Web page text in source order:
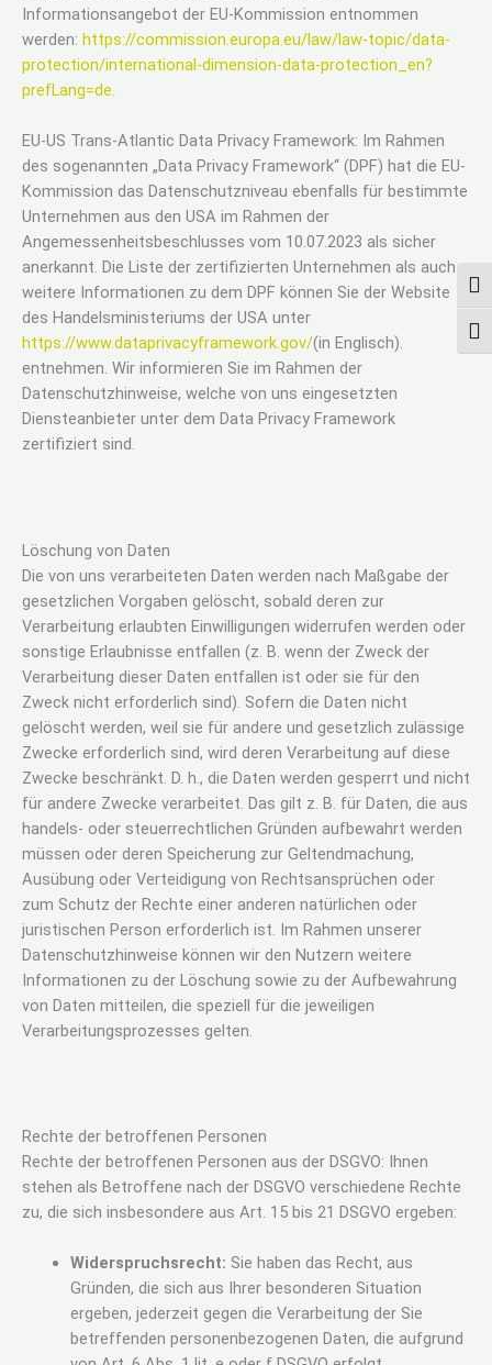
Informationsangebot der EU-Kommission entnommen
werden: https://commission.europa.eu/law/law-topic/data-
protection/international-dimension-data-protection_en?
prefLang=de.
EU-US Trans-Atlantic Data Privacy Framework: Im Rahmen
des sogenannten „Data Privacy Framework“ (DPF) hat die EU-
Kommission das Datenschutzniveau ebenfalls für bestimmte
Unternehmen aus den USA im Rahmen der
Angemessenheitsbeschlusses vom 10.07.2023 als sicher
anerkannt. Die Liste der zertifizierten Unternehmen als auch
weitere Informationen zu dem DPF können Sie der Website
des Handelsministeriums der USA unter
https://www.dataprivacyframework.gov/(in Englisch).
entnehmen. Wir informieren Sie im Rahmen der
Datenschutzhinweise, welche von uns eingesetzten
Diensteanbieter unter dem Data Privacy Framework
zertifiziert sind.
Löschung von Daten
Die von uns verarbeiteten Daten werden nach Maßgabe der
gesetzlichen Vorgaben gelöscht, sobald deren zur
Verarbeitung erlaubten Einwilligungen widerrufen werden oder
sonstige Erlaubnisse entfallen (z. B. wenn der Zweck der
Verarbeitung dieser Daten entfallen ist oder sie für den
Zweck nicht erforderlich sind). Sofern die Daten nicht
gelöscht werden, weil sie für andere und gesetzlich zulässige
Zwecke erforderlich sind, wird deren Verarbeitung auf diese
Zwecke beschränkt. D. h., die Daten werden gesperrt und nicht
für andere Zwecke verarbeitet. Das gilt z. B. für Daten, die aus
handels- oder steuerrechtlichen Gründen aufbewahrt werden
müssen oder deren Speicherung zur Geltendmachung,
Ausübung oder Verteidigung von Rechtsansprüchen oder
zum Schutz der Rechte einer anderen natürlichen oder
juristischen Person erforderlich ist. Im Rahmen unserer
Datenschutzhinweise können wir den Nutzern weitere
Informationen zu der Löschung sowie zu der Aufbewahrung
von Daten mitteilen, die speziell für die jeweiligen
Verarbeitungsprozesses gelten.
Rechte der betroffenen Personen
Rechte der betroffenen Personen aus der DSGVO: Ihnen
stehen als Betroffene nach der DSGVO verschiedene Rechte
zu, die sich insbesondere aus Art. 15 bis 21 DSGVO ergeben:
Widerspruchsrecht: Sie haben das Recht, aus
Gründen, die sich aus Ihrer besonderen Situation
ergeben, jederzeit gegen die Verarbeitung der Sie
betreffenden personenbezogenen Daten, die aufgrund